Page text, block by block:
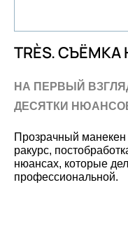
TRÈS.
НА ПЕРВЫЙ
ДЕСЯТКИ
Прозрачный манекен
ракурс,
нюансах, которые
профессиональной.